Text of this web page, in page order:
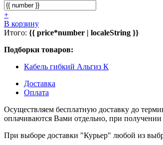
+
В корзину
Итого: {{ price*number | localeString }}
Подборки товаров:
Кабель гибкий Альгиз К
Доставка
Оплата
Осуществляем бесплатную доставку до
оплачиваются Вами отдельно, при
При выборе доставки "Курьер" любой из